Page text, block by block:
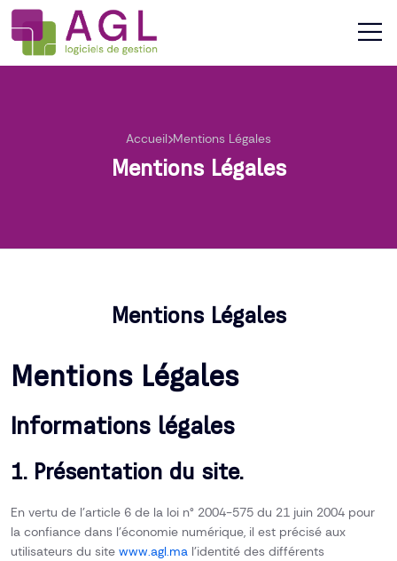
Accueil Mentions Légales
Mentions Légales
Mentions Légales
Mentions Légales
Informations légales
1. Présentation du site.
En vertu de l’article 6 de la loi n° 2004-575 du 21 juin 2004 pour
la confiance dans l’économie numérique, il est précisé aux
utilisateurs du site www.agl.ma l’identité des différents